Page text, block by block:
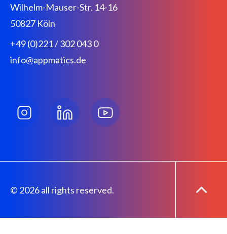
Wilhelm-Mauser-Str. 14-16
50827 Köln
+49 (0)221 / 302 043 0
info@appmatics.de
© 2026 all rights reserved.